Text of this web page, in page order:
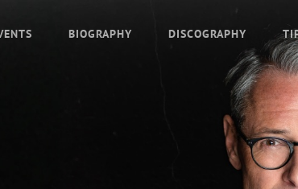
BIOGRAPHY DISCOGRAPHY